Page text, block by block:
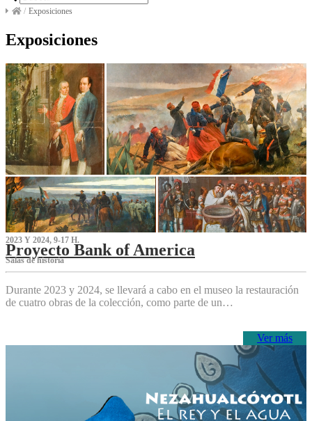
/ Exposiciones
Exposiciones
2023 Y 2024, 9-17 H.
Proyecto Bank of America
S‌alas de historia
Durante 2023 y 2024, se llevará a cabo en el museo la restauración
de cuatro obras de la colección, como parte de un…
Ver más